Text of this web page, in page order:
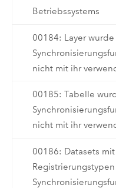
Betriebssystems
00184: Layer
nicht mit ihr
00185: Tabelle
nicht mit ihr
00186: Datasets